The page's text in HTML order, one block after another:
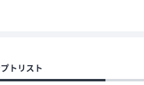
トリスト